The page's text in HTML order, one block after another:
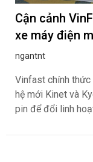
Cận cảnh
xe máy điện
ngantnt
Vinfast chính
hệ mới Kinet và
pin để đổi linh